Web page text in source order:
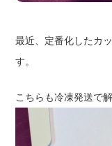
最近、定番化したカ
す。
こちらも冷凍発送で